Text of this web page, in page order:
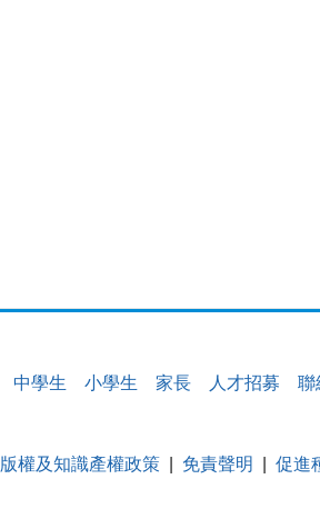
中學生 小學生 家長 人才招募 聯
版權及知識產權政策 免責聲明 促進